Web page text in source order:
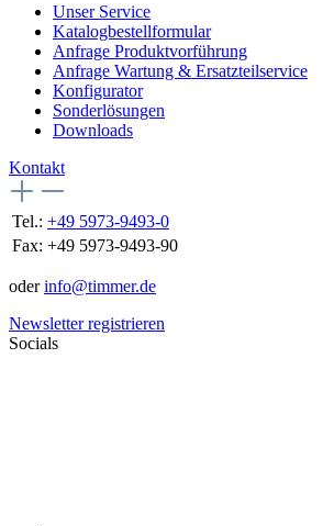
Unser Service
Katalogbestellformular
Anfrage Produktvorführung
Anfrage Wartung & Ersatzteilservice
Konfigurator
Sonderlösungen
Downloads
Kontakt
Tel.: +49 5973-9493-0
Fax: +49 5973-9493-90
oderinfo@timmer.de
Newsletter registrieren
Socials